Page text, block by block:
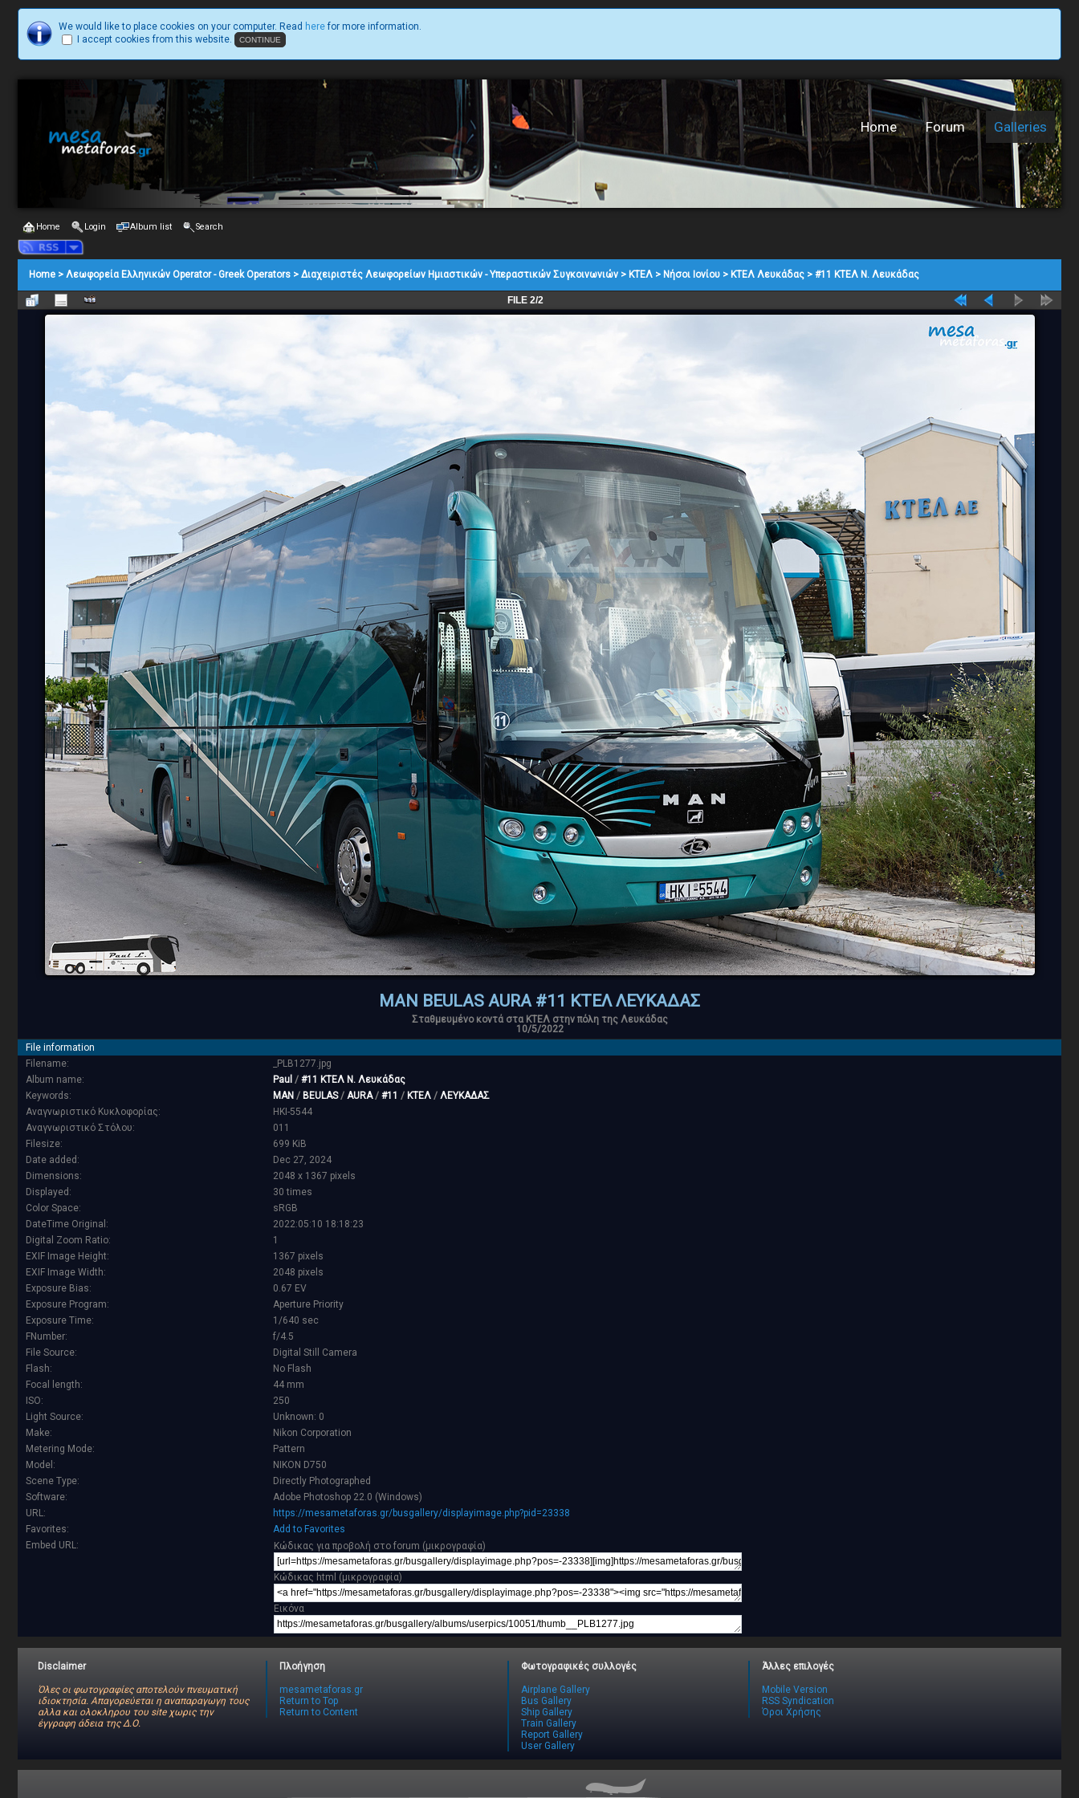
We would like to place cookies on your computer. Read here for more information.
I accept cookies from this website.
Home Forum Galleries
Home Login Album list Search
Home > Λεωφορεία Ελληνικών Operator - Greek Operators > Διαχειριστές Λεωφορείων Ημιαστικών - Υπεραστικών Συγκοινωνιών > ΚΤΕΛ > Νήσοι Ιονίου > ΚΤΕΛ Λευκάδας > #11 ΚΤΕΛ Ν. Λευκάδας
FILE 2/2
MAN BEULAS AURA #11 ΚΤΕΛ ΛΕΥΚΑΔΑΣ
Σταθμευμένο κοντά στα ΚΤΕΛ στην πόλη της Λευκάδας
10/5/2022
File information
Filename:
_PLB1277.jpg
Album name:
Paul / #11 ΚΤΕΛ Ν. Λευκάδας
Keywords:
MAN / BEULAS/ AURA/ #11 / ΚΤΕΛ / ΛΕΥΚΑΔΑΣ
Αναγνωριστικό Κυκλοφορίας:
HKI-5544
Αναγνωριστικό Στόλου:
011
Filesize:
699 KiB
Date added:
Dec 27, 2024
Dimensions:
2048 x 1367 pixels
Displayed:
30 times
Color Space:
sRGB
DateTime Original:
2022:05:10 18:18:23
Digital Zoom Ratio:
1
EXIF Image Height:
1367 pixels
EXIF Image Width:
2048 pixels
Exposure Bias:
0.67 EV
Exposure Program:
Aperture Priority
Exposure Time:
1/640 sec
FNumber:
f/4.5
File Source:
Digital Still Camera
Flash:
No Flash
Focal length:
44 mm
ISO:
250
Light Source:
Unknown: 0
Make:
Nikon Corporation
Metering Mode:
Pattern
Model:
NIKON D750
Scene Type:
Directly Photographed
Software:
Adobe Photoshop 22.0 (Windows)
URL:
https://mesametaforas.gr/busgallery/displayimage.php?pid=23338
Favorites:
Add to Favorites
Embed URL:
Κώδικας για προβολή στο forum (μικρογραφία)
Κώδικας html (μικρογραφία)
Εικόνα
Disclaimer
Όλες οι φωτογραφίες αποτελούν πνευματική
ιδιοκτησία. Απαγορεύεται η αναπαραγωγη τους
αλλα και ολοκληρου του site χωρις την
έγγραφη άδεια της Δ.Ο.
Πλοήγηση
mesametaforas.gr
Return to Top
Return to Content
Φωτογραφικές συλλογές
Airplane Gallery
Bus Gallery
Ship Gallery
Train Gallery
Report Gallery
User Gallery
Άλλες επιλογές
Mobile Version
RSS Syndication
Όροι Χρήσης